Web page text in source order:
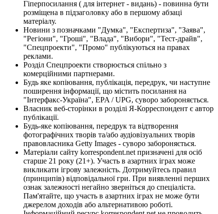
Гіперпосилання ( для інтернет - видань) - повинна бути
розміщена в підзаголовку або в першому абзаці
матеріалу.
Новини з позначками "Думка", "Експертиза", "Заява",
"Регіони", "Гроші", "Влада", "Вибори", "Тест-драйв",
"Спецпроекти", "Промо" публікуються на правах
реклами.
Розділ Спецпроекти створюється спільно з
комерційними партнерами.
Будь яке копіювання, публікація, передрук, чи наступне
поширення інформації, що містить посилання на
"Інтерфакс-Україна", EPA / UPG, суворо забороняється.
Власник веб-сторінки в розділі Я-Корреспондент є автор
публікації.
Будь-яке копіювання, передрук та відтворення
фотографічних творів та/або аудіовізуальних творів
правовласника Getty Images - суворо забороняється.
Матеріали сайту korrespondent.net призначені для осіб
старше 21 року (21+). Участь в азартних іграх може
викликати ігрову залежність. Дотримуйтесь правил
(принципів) відповідальної гри. При виявленні перших
ознак залежності негайно зверніться до спеціаліста.
Пам'ятайте, що участь в азартних іграх не може бути
джерелом доходів або альтернативою роботі.